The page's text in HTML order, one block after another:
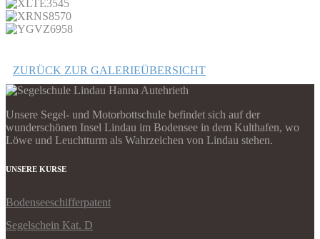
ZURÜCK ZUR GALERIEÜBERSICHT
Unsere Segel- und Motorbottschule befindet sich auf der
wunderschönen Insel Lindau im Bodensee in dem Kulthafen, wo
Löwe und Leuchtturm als Wahrzeichen von Lindau stehen.
UNSERE KURSE
Bodenseeschifferpatent
Segelschein Kat. D